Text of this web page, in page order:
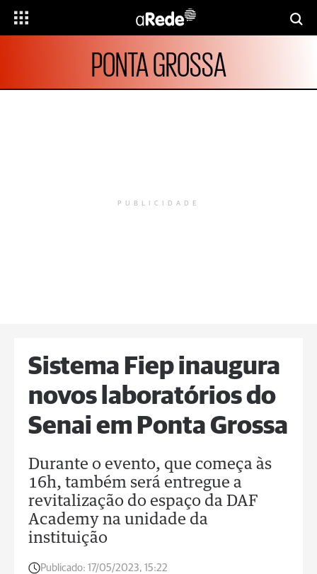
PONTA GROSSA
PUBLICIDADE
Sistema Fiep inaugura
novos laboratórios do
Senai em Ponta Grossa
Durante o evento, que começa às
16h, também será entregue a
revitalização do espaço da DAF
Academy na unidade da
instituição
Publicado: 17/05/2023, 15:22